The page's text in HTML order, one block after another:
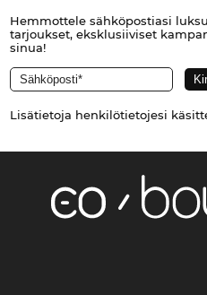
Hemmottele sähköpostiasi
tarjoukset, eksklusiiviset
sinua!
Lisätietoja henkilötietojesi